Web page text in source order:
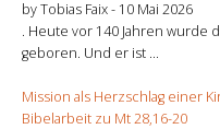
by Tobias Faix - 10 Mai 2026
. Heute vor 140 Jahren wurde
geboren. Und er ist ...
Mission als Herzschlag einer
Bibelarbeit zu Mt 28,16-20